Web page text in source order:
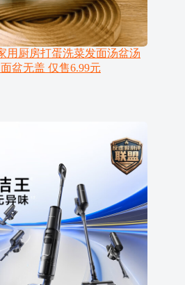
用厨房打蛋洗菜发面汤盆汤
盆无盖 仅售6.99元